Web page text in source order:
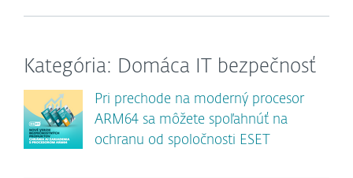
Kategória: Domáca IT bezpečnosť
Pri prechode na moderný procesor
ARM64 sa môžete spoľahnúť na
ochranu od spoločnosti ESET